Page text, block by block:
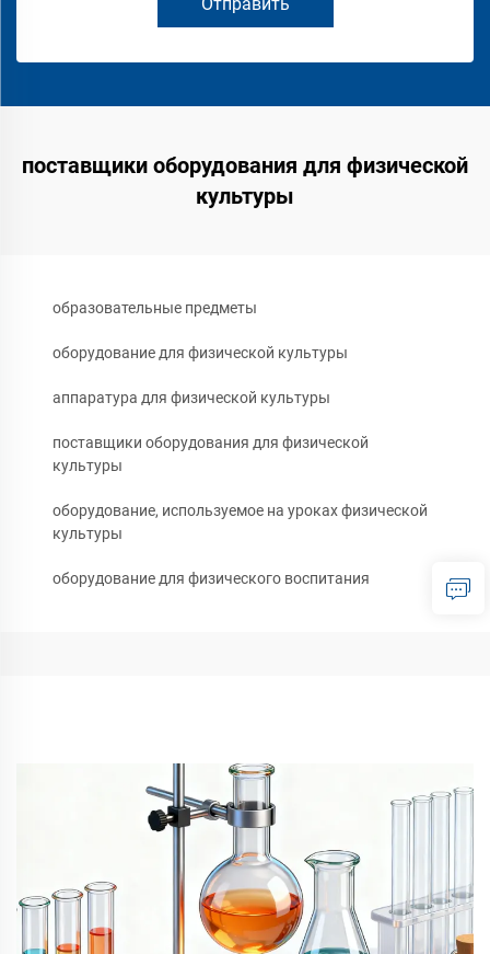
поставщики оборудования для физической
культуры
образовательные предметы
оборудование для физической культуры
аппаратура для физической культуры
поставщики оборудования для физической
культуры
оборудование, используемое на уроках физической
культуры
оборудование для физического воспитания